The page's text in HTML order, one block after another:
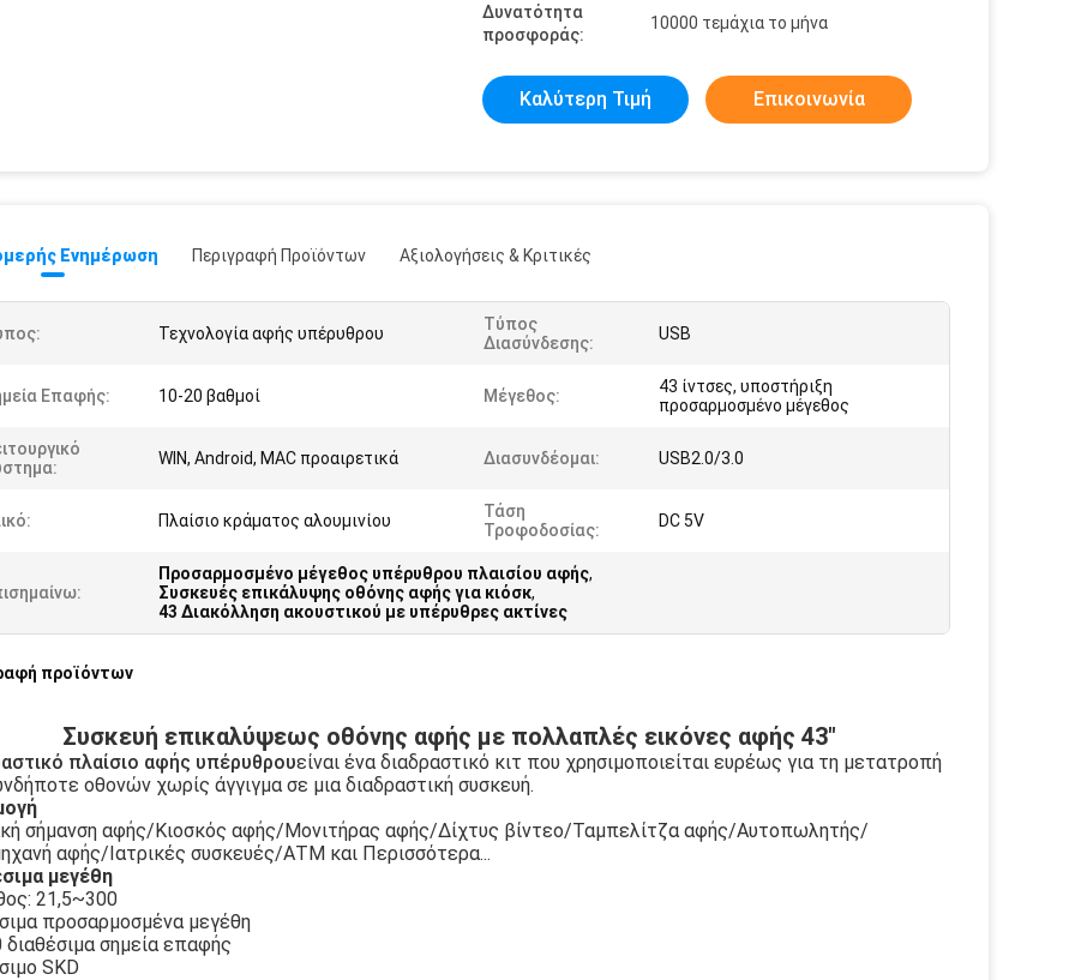
Δυνατότητα
προσφοράς:
10000 τεμάχια το μήνα
Καλύτερη Τιμή Επικοινωνία
Ενημέρωση Περιγραφή Προϊόντων Αξιολογήσεις & Κριτικές
Τεχνολογία αφής υπέρυθρου
Τύπος
Διασύνδεσης:
USB
Επαφής: 10-20 βαθμοί Μέγεθος:
43 ίντσες, υποστήριξη
προσαρμοσμένο μέγεθος
WIN, Android, MAC προαιρετικά Διασυνδέομαι: USB2.0/3.0
Πλαίσιο κράματος αλουμινίου
Τάση
Τροφοδοσίας:
DC 5V
Προσαρμοσμένο μέγεθος υπέρυθρου πλαισίου αφής,
Συσκευές επικάλυψης οθόνης αφής για κιόσκ,
43 ∆ιακόλληση ακουστικού με υπέρυθρες ακτίνες
προϊόντων
Συσκευή επικαλύψεως οθόνης αφής με πολλαπλές εικόνες αφής 43"
πλαίσιο αφής υπέρυθρουείναι ένα διαδραστικό κιτ που χρησιμοποιείται ευρέως για τη μετατροπή
οθονών χωρίς άγγιγμα σε μια διαδραστική συσκευή.
σήμανση αφής/Κιοσκός αφής/Μονιτήρας αφής/Δίχτυς βίντεο/Ταμπελίτζα αφής/Αυτοπωλητής/
αφής/Ιατρικές συσκευές/ΑΤΜ και Περισσότερα...
μεγέθη
21,5~300
προσαρμοσμένα μεγέθη
διαθέσιμα σημεία επαφής
SKD